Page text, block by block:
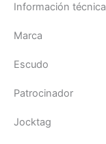
Información técnica
Marca
Escudo
Patrocinador
Jocktag